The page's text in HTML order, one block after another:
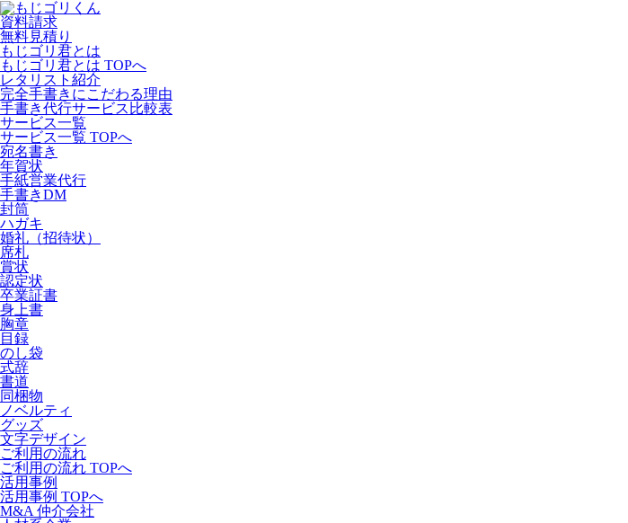
資料請求
無料見積り
もじゴリ君とは
もじゴリ君とは TOPへ
レタリスト紹介
完全手書きにこだわる理由
手書き代行サービス比較表
サービス一覧
サービス一覧 TOPへ
宛名書き
年賀状
手紙営業代行
手書きDM
封筒
ハガキ
婚礼（招待状）
席札
賞状
認定状
卒業証書
身上書
胸章
目録
のし袋
式辞
書道
同梱物
ノベルティ
グッズ
文字デザイン
ご利用の流れ
ご利用の流れ TOPへ
活用事例
活用事例 TOPへ
M&A 仲介会社